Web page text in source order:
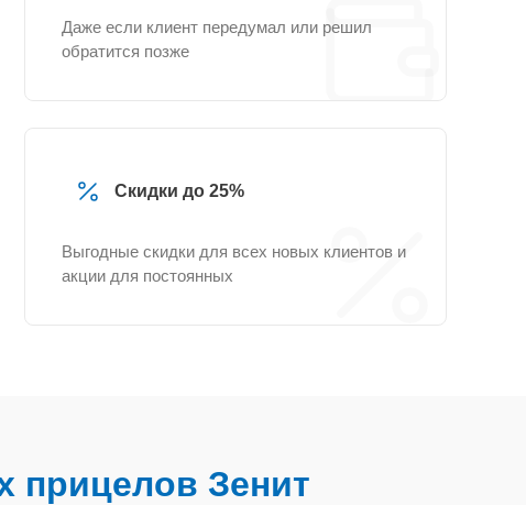
Даже если клиент передумал или решил
обратится позже
Скидки до 25%
Выгодные скидки для всех новых клиентов и
акции для постоянных
прицелов Зенит